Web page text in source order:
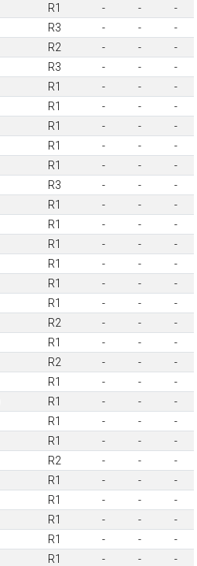
R1 - -
-
R3 - -
-
R2 - -
-
R3 - -
-
R1 - -
-
R1 - -
-
R1 - -
-
R1 - -
-
R1 - -
-
R3 - -
-
R1 - -
-
R1 - -
-
R1 - -
-
R1 - -
-
R1 - -
-
R1 - -
-
R2 - -
-
R1 - -
-
R2 - -
-
R1 - -
-
R1 - -
-
R1 - -
-
R1 - -
-
R2 - -
-
R1 - -
-
R1 - -
-
R1 - -
-
R1 - -
-
R1 - -
-